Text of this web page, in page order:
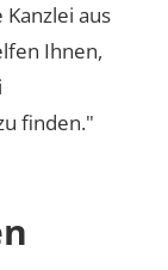
aus
Ihnen,
finden."